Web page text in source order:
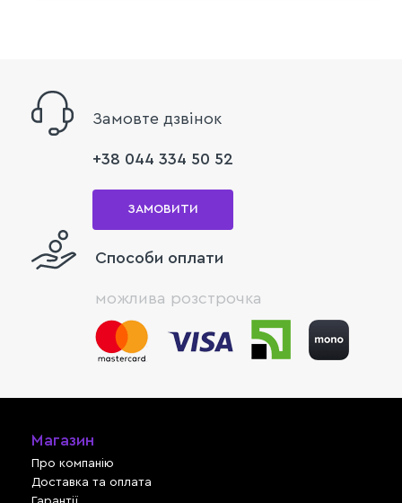
Замовте дзвінок
+38 044 334 50 52
ЗАМОВИТИ
Способи оплати
можлива розстрочка
Магазин
Про компанію
Доставка та оплата